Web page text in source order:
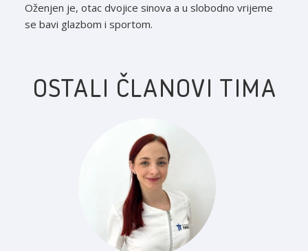
Oženjen je, otac dvojice sinova a u slobodno vrijeme
se bavi glazbom i sportom.
OSTALI ČLANOVI TIMA